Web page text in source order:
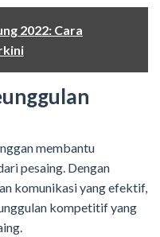
2022: Cara
membantu
pesaing. Dengan
komunikasi yang efektif,
kompetitif yang